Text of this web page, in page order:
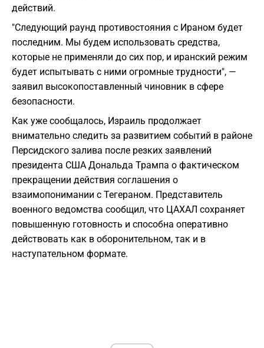
действий.
"Следующий раунд противостояния с Ираном будет
последним. Мы будем использовать средства,
которые не применяли до сих пор, и иранский режим
будет испытывать с ними огромные трудности", —
заявил высокопоставленный чиновник в сфере
безопасности.
Как уже сообщалось, Израиль продолжает
внимательно следить за развитием событий в районе
Персидского залива после резких заявлений
президента США Дональда Трампа о фактическом
прекращении действия соглашения о
взаимопонимании с Тегераном. Представитель
военного ведомства сообщил, что ЦАХАЛ сохраняет
повышенную готовность и способна оперативно
действовать как в оборонительном, так и в
наступательном формате.